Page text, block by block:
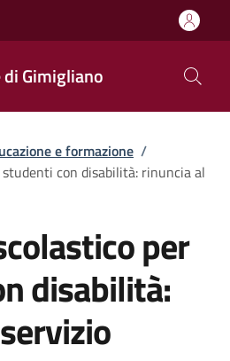
di Gimigliano
e formazione /
con disabilità: rinuncia al
per
disabilità: